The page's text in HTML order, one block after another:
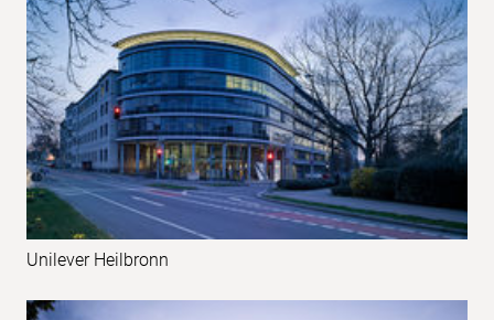
Unilever Heilbronn